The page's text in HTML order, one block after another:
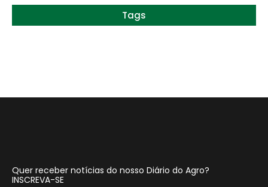
Tags
Quer receber notícias do nosso Diário do Agro?
INSCREVA-SE